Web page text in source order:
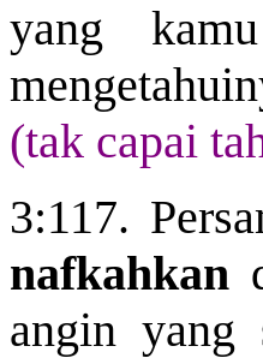
yang
(tak capai
3:117.
nafkahkan
angin yang